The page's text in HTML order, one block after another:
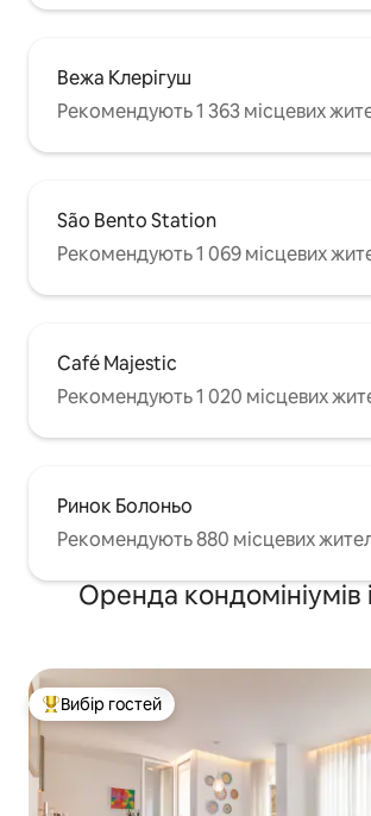
Вежа Клерігуш
Рекомендують 1 363 місцевих
São Bento Station
Рекомендують 1 069 місцевих
Café Majestic
Рекомендують 1 020 місцевих
Ринок Болоньо
Рекомендують 880 місцевих
Оренда кондомініумів
Топ вибір гостей
Вибір гостей